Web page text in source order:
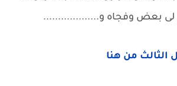
لى بعض وفجاه و...................
من هنا